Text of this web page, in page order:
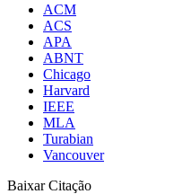
ACM
ACS
APA
ABNT
Chicago
Harvard
IEEE
MLA
Turabian
Vancouver
Baixar Citação